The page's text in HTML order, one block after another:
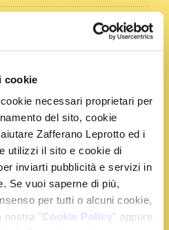
cookie
necessari proprietari per
del sito, cookie
Zafferano Leprotto ed i
utilizzi il sito e cookie di
inviarti pubblicità e servizi in
Se vuoi saperne di più,
per tutti o alcuni cookie,
nostra "Cookie Policy" oppure
rettangolare
spalmabile
Leprotto